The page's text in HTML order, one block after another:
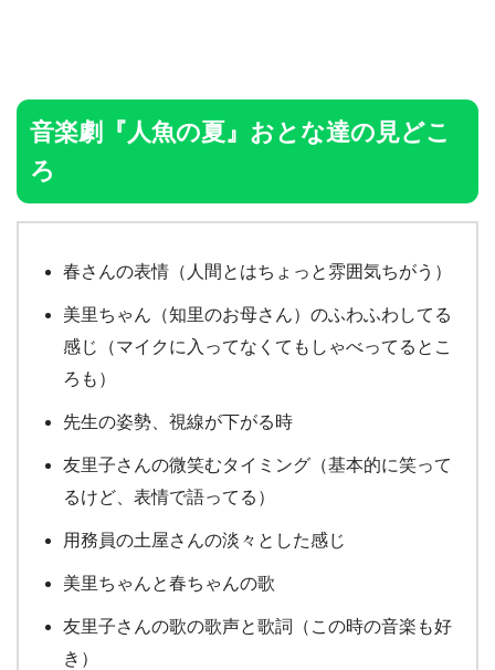
音楽劇『人魚の夏』おとな達の見どこ
ろ
春さんの表情（人間とはちょっと雰囲気ちがう）
美里ちゃん（知里のお母さん）のふわふわしてる
感じ（マイクに入ってなくてもしゃべってるとこ
ろも）
先生の姿勢、視線が下がる時
友里子さんの微笑むタイミング（基本的に笑って
るけど、表情で語ってる）
用務員の土屋さんの淡々とした感じ
美里ちゃんと春ちゃんの歌
友里子さんの歌の歌声と歌詞（この時の音楽も好
き）